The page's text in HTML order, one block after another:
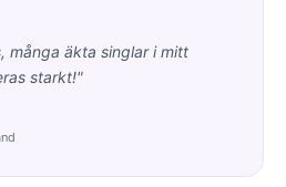
många äkta singlar i mitt
starkt!"